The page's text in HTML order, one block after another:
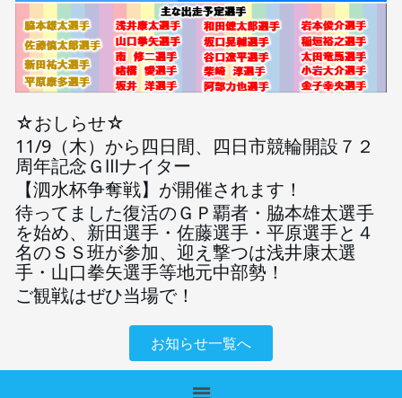
☆おしらせ☆
11/9（木）から四日間、四日市競輪開設７２
周年記念ＧⅢナイター
【泗水杯争奪戦】が開催されます！
待ってました復活のＧＰ覇者・脇本雄太選手
を始め、新田選手・佐藤選手・平原選手と４
名のＳＳ班が参加、迎え撃つは浅井康太選
手・山口拳矢選手等地元中部勢！
ご観戦はぜひ当場で！
お知らせ一覧へ
メ